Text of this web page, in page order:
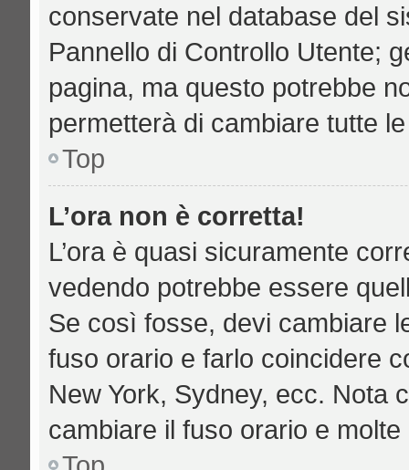
conservate nel database del
Pannello di Controllo Utente;
pagina, ma questo potrebbe
permetterà di cambiare tutte
Top
L’ora non è corretta!
L’ora è quasi sicuramente
vedendo potrebbe essere
Se così fosse, devi cambiare
fuso orario e farlo coincidere
New York, Sydney, ecc. Nota
cambiare il fuso orario e